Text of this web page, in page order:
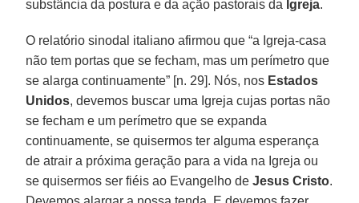
substância da postura e da ação pastorais da Igreja.
O relatório sinodal italiano afirmou que “a Igreja-casa
não tem portas que se fecham, mas um perímetro que
se alarga continuamente” [n. 29]. Nós, nos Estados
Unidos, devemos buscar uma Igreja cujas portas não
se fecham e um perímetro que se expanda
continuamente, se quisermos ter alguma esperança
de atrair a próxima geração para a vida na Igreja ou
se quisermos ser fiéis ao Evangelho deJesus Cristo.